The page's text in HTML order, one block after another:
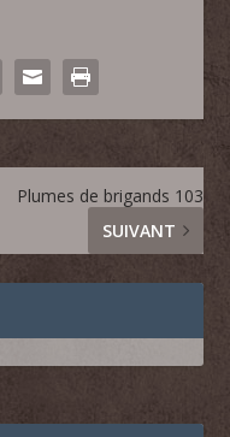
Plumes de brigands 103
SUIVANT